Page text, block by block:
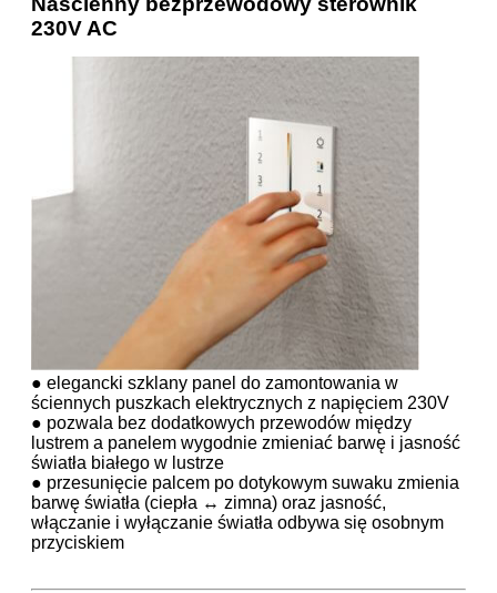
230V AC
● elegancki szklany panel do zamontowania w
ściennych puszkach elektrycznych z napięciem 230V
● pozwala bez dodatkowych przewodów między
lustrem a panelem wygodnie zmieniać barwę i jasność
światła białego w lustrze
● przesunięcie palcem po dotykowym suwaku zmienia
barwę światła (ciepła ↔ zimna) oraz jasność,
włączanie i wyłączanie światła odbywa się osobnym
przyciskiem